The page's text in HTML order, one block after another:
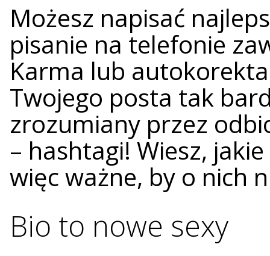
Możesz napisać
pisanie na telefonie
Karma lub
Twojego posta tak
zrozumiany przez
– hashtagi! Wiesz,
więc ważne, by o nich
Bio to nowe sexy